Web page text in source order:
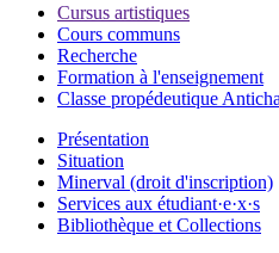
Cursus artistiques
Cours communs
Recherche
Formation à l'enseignement
Classe propédeutique
Présentation
Situation
Minerval (droit d'inscription)
Services aux étudiant·e·x·s
Bibliothèque et Collections